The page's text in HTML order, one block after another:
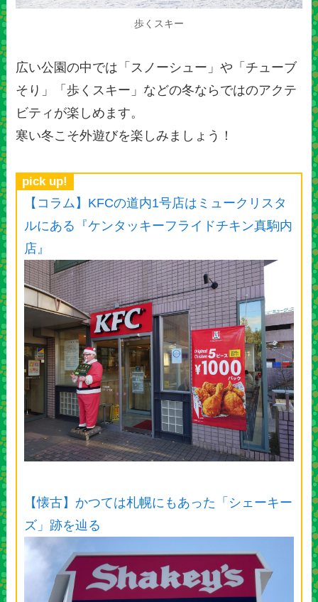
歩くスキー
広い公園の中では「スノーシュー」や「チューブ
そり」「歩くスキー」などの冬ならではのアクテ
ビティが楽しめます。
寒い冬こそ外遊びを楽しみましょう！
pick up!
【コラム】KFCの道内1号店はミュークリスタ
ルにある『ケンタッキーフライドチキン真駒内
店』
【懐古】かつては札幌にもあった「シェーキー
ズ」跡を辿る